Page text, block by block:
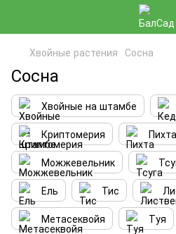
Хвойные растения Сосна
Сосна
Хвойные на штамбе
Криптомерия
Пихта
Можжевельник
Ель
Тис
Метасеквойя
Туя